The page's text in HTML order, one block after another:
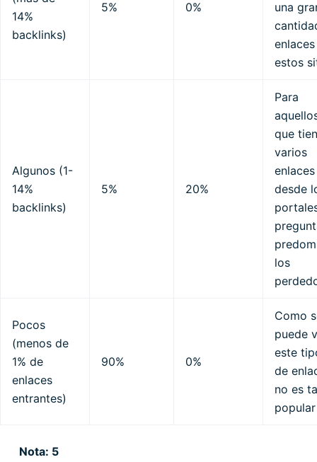
14%
backlinks)
5% 0%
una
estos
Algunos (1-
14%
backlinks)
5% 20%
Para
que
varios
enlaces
desde
los
Pocos
(menos de
1% de
enlaces
entrantes)
90% 0%
Como
puede
este
de
no es
popular
Nota: 5